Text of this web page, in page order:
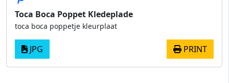
Toca Boca Poppet Kledeplade
toca boca poppetje kleurplaat
JPG PRINT